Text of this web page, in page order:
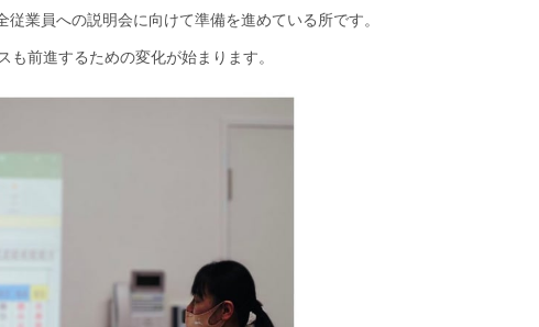
業員への説明会に向けて準備を進めている所です。
前進するための変化が始まります。